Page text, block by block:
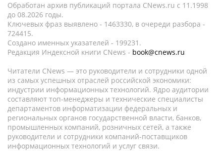
Обработан архив публикаций портала CNews.ru c 11.1998
до 08.2026 годы.
Ключевых фраз выявлено - 1463330, в очереди разбора -
724415.
Создано именных указателей - 199231.
Редакция Индексной книги CNews - book@cnews.ru
Читатели CNews — это руководители и сотрудники одной
из самых успешных отраслей российской экономики:
индустрии информационных технологий. Ядро аудитории
составляют топ-менеджеры и технические специалисты
департаментов информатизации федеральных и
региональных органов государственной власти, банков,
промышленных компаний, розничных сетей, а также
руководители и сотрудники компаний-поставщиков
информационных технологий и услуг связи.